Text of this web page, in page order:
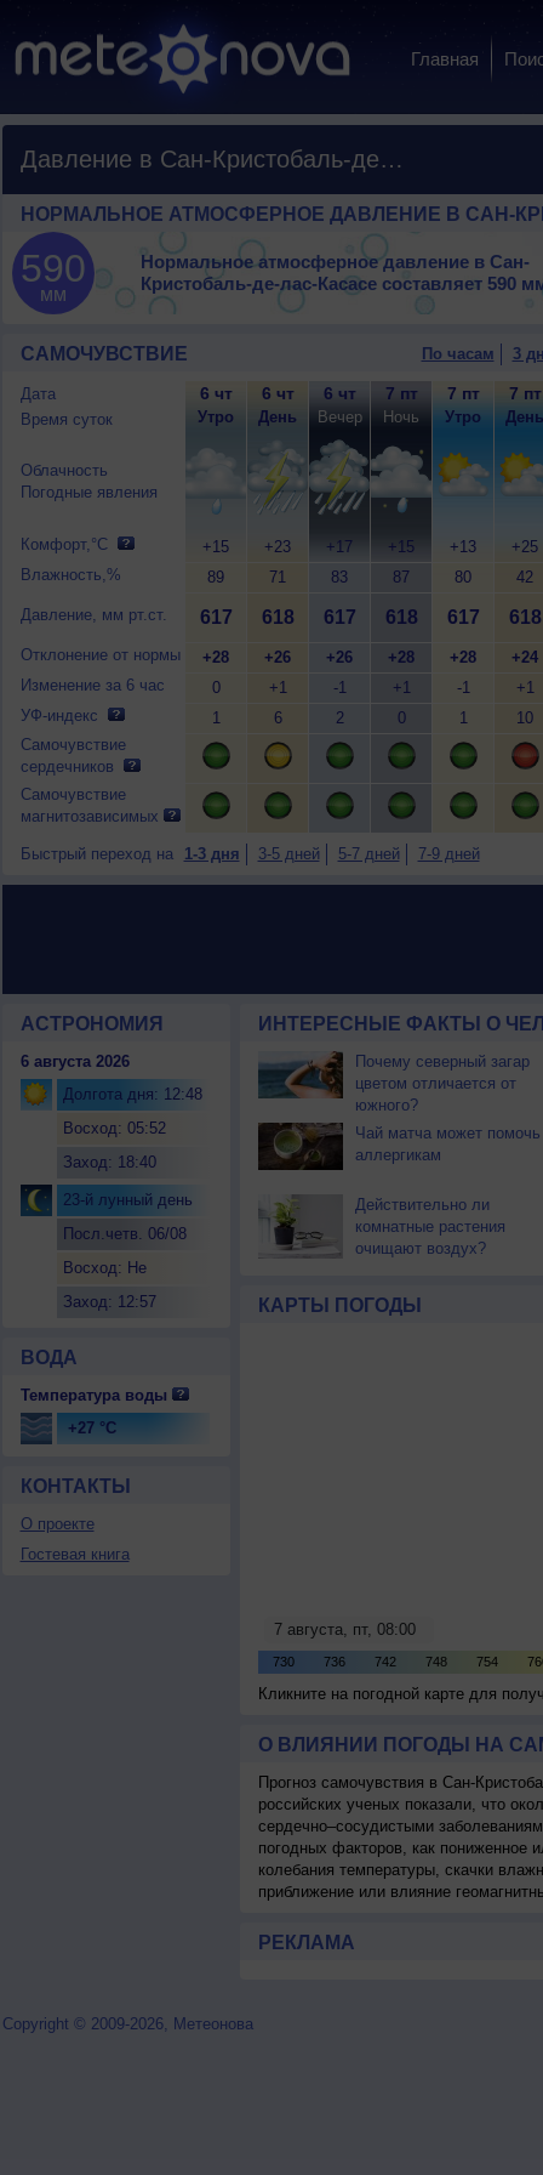
Главная
Давление в Сан-Кристобаль-де-лас-Касасе
НОРМАЛЬНОЕ АТМОСФЕРНОЕ ДАВЛЕНИЕ В САН-
590
мм
Нормальное атмосферное давление в Сан-
Кристобаль-де-лас-Касасе составляет 590
САМОЧУВСТВИЕ По часам 3
Дата
Время суток
Облачность
Погодные явления
Комфорт,°C
Влажность,%
Давление, мм рт.ст.
Отклонение от нормы
Изменение за 6 час
УФ-индекс
Самочувствие
сердечников
Самочувствие
магнитозависимых
6 чт
Утро
+15
89
617
+28
0
1
6 чт
День
+23
71
618
+26
+1
6
6 чт
Вечер
+17
83
617
+26
-1
2
7 пт
Ночь
+15
87
618
+28
+1
0
7 пт
Утро
+13
80
617
+28
-1
1
7 пт
День
+25
42
618
+24
+1
10
Быстрый переход на 1-3 дня 3-5 дней 5-7 дней 7-9 дней
АСТРОНОМИЯ
6 августа 2026
Долгота дня: 12:48
Восход: 05:52
Заход: 18:40
23-й лунный день
Посл.четв. 06/08
Восход: Не
Заход: 12:57
ВОДА
Температура воды
+27 °C
КОНТАКТЫ
О проекте
Гостевая книга
ИНТЕРЕСНЫЕ ФАКТЫ О
Почему северный загар
цветом отличается от
южного?
Чай матча может помочь
аллергикам
Действительно ли
комнатные растения
очищают воздух?
КАРТЫ ПОГОДЫ
Кликните на погодной карте для
О ВЛИЯНИИ ПОГОДЫ НА
Прогноз самочувствия в Сан-
российских ученых показали, что
сердечно–сосудистыми
погодных факторов, как пониженное
колебания температуры, скачки
приближение или влияние
РЕКЛАМА
Copyright © 2009-2026, Метеонова